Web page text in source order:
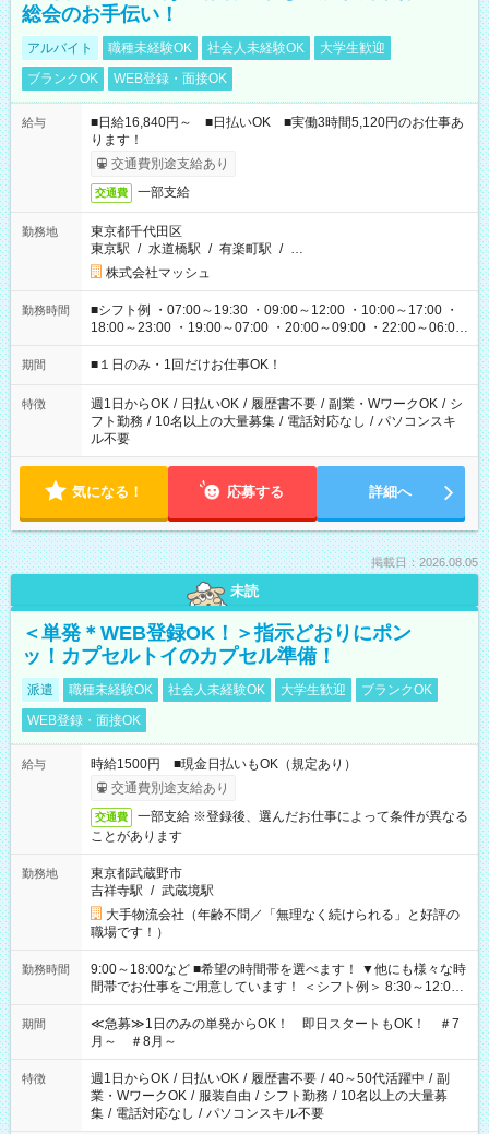
総会のお手伝い！
アルバイト 職種未経験OK 社会人未経験OK
大学生歓迎
ブランクOK
WEB登録・面接OK
給与
■日給16,840円～ ■日払いOK ■実働3時間5,120円のお仕事あ
ります！
交通費別途支給あり
交通費 一部支給
勤務地
東京都千代田区
東京駅 / 水道橋駅 / 有楽町駅 / …
株式会社マッシュ
勤務時間
■シフト例 ・07:00～19:30 ・09:00～12:00 ・10:00～17:00 ・
18:00～23:00 ・19:00～07:00 ・20:00～09:00 ・22:00～06:00
etc ★最短で3時間で5,120円のお仕事から 15時間で2万円近く稼
げるお仕事も！ ご希望のお時間に合わせてご紹介！ ※シフトは
ください！
期間 ■１日のみ・1回だけお仕事OK！
特徴 週1日からOK / 日払いOK / 履歴書不要 / 副業・WワークOK / シ
フト勤務 / 10名以上の大量募集 / 電話対応なし / パソコンスキ
ル不要
気になる！ 応募する 詳細へ
掲載日：2026.08.05
未読
＜単発＊WEB登録OK！＞指示どおりにポン
ッ！カプセルトイのカプセル準備！
派遣 職種未経験OK 社会人未経験OK 大学生歓迎
ブランクOK
WEB登録・面接OK
給与
時給1500円 ■現金日払いもOK（規定あり）
交通費別途支給あり
交通費
一部支給 ※登録後、選んだお仕事によって条件が異なる
ことがあります
勤務地
東京都武蔵野市
吉祥寺駅 / 武蔵境駅
大手物流会社（年齢不問／「無理なく続けられる」と好評の
職場です！）
勤務時間
9:00～18:00など ■希望の時間帯を選べます！ ▼他にも様々な時
間帯でお仕事をご用意しています！ ＜シフト例＞ 8:30～12:00
17:00～22:00 13:00～22:00 22:00～翌6:00 など
期間
≪急募≫1日のみの単発からOK！ 即日スタートもOK！ ＃7
月～ ＃8月～
特徴 週1日からOK / 日払いOK / 履歴書不要 / 40～50代活躍中 / 副
業・WワークOK / 服装自由 / シフト勤務 / 10名以上の大量募
集 / 電話対応なし / パソコンスキル不要